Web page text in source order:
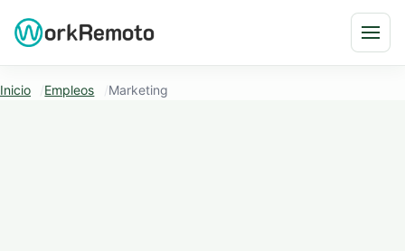
Inicio Empleos Marketing